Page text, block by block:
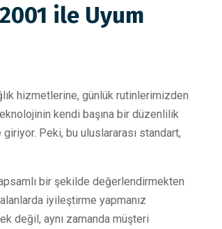
ile Uyum
hizmetlerine, günlük rutinlerimizden
kendi başına bir düzenlilik
Peki, bu uluslararası standart,
bir şekilde değerlendirmekten
iyileştirme yapmanız
değil, aynı zamanda müşteri